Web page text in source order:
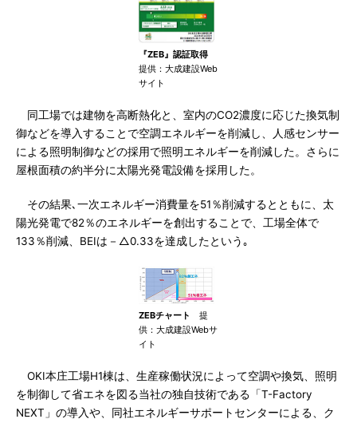
『ZEB』認証取得
提供：大成建設Web
サイト
同工場では建物を高断熱化と、室内のCO2濃度に応じた換気制
御などを導入することで空調エネルギーを削減し、人感センサー
による照明制御などの採用で照明エネルギーを削減した。さらに
屋根面積の約半分に太陽光発電設備を採用した。
その結果､一次エネルギー消費量を51％削減するとともに、太
陽光発電で82％のエネルギーを創出することで、工場全体で
133％削減、BEIは－△0.33を達成したという｡
ZEBチャート
提
供：大成建設Webサ
イト
OKI本庄工場H1棟は、生産稼働状況によって空調や換気、照明
を制御して省エネを図る当社の独自技術である「T-Factory
NEXT」の導入や、同社エネルギーサポートセンターによる、ク